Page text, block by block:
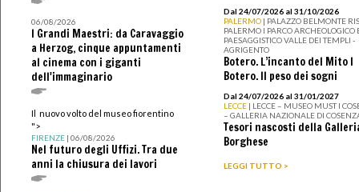
06/08/2026
I Grandi Maestri: da Caravaggio
a Herzog, cinque appuntamenti
al cinema con i giganti
dell'immaginario
Il nuovo volto del museo fiorentino
">
FIRENZE| 06/08/2026
Nel futuro degli Uffizi. Tra due
anni la chiusura dei lavori
Dal 24/07/2026 al 31/10/2026
PALERMO | PALAZZO BELMONTE
PALERMO I PARCO ARCHEOLOGICO
PAESAGGISTICO VALLE DEI TEMPLI -
AGRIGENTO
Botero. L’incanto del Mito I
Botero. Il peso dei sogni
Dal 24/07/2026 al 31/01/2027
LECCE | LECCE – MUSEO MUST I
– GALLERIA NAZIONALE DI
Tesori nascosti della
Borghese
LEGGI TUTTO >